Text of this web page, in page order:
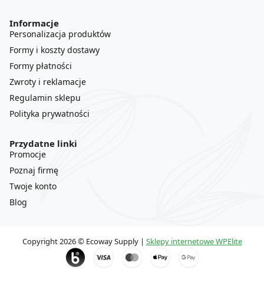
Informacje
Personalizacja produktów
Formy i koszty dostawy
Formy płatności
Zwroty i reklamacje
Regulamin sklepu
Polityka prywatności
Przydatne linki
Promocje
Poznaj firmę
Twoje konto
Blog
Copyright 2026 © Ecoway Supply | Sklepy internetowe WPElite